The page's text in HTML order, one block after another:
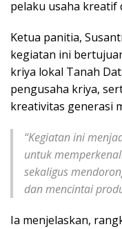
pelaku usaha kreatif
Ketua panitia,
kegiatan ini
kriya lokal Tanah
pengusaha kriya,
kreativitas generasi
“Kegiatan ini
untuk
sekaligus
dan mencintai
Ia menjelaskan,